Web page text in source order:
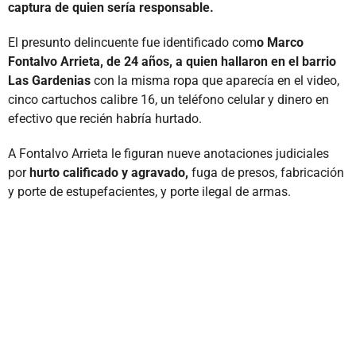
captura de quien sería responsable.
El presunto delincuente fue identificado como Marco
Fontalvo Arrieta, de 24 años, a quien hallaron en el barrio
Las Gardenias con la misma ropa que aparecía en el video,
cinco cartuchos calibre 16, un teléfono celular y dinero en
efectivo que recién habría hurtado.
A Fontalvo Arrieta le figuran nueve anotaciones judiciales
porhurto calificado y agravado, fuga de presos, fabricación
y porte de estupefacientes, y porte ilegal de armas.